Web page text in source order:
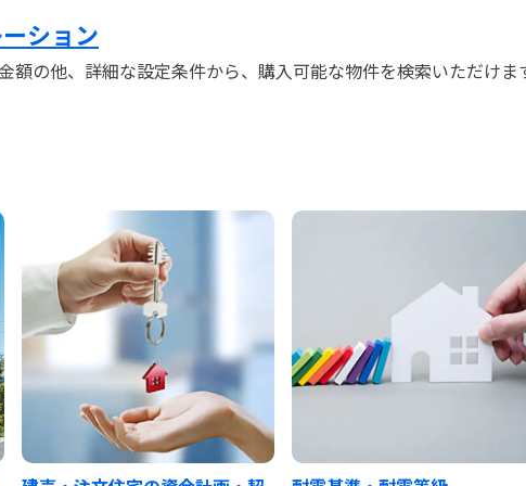
ション
額の他、詳細な設定条件から、購入可能な物件を検索いただけま